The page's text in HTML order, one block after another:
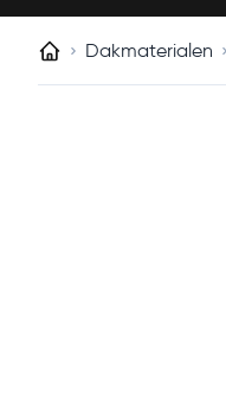
Dakmaterialen